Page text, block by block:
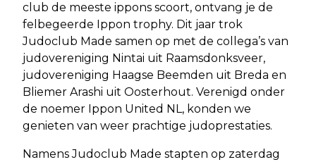
club de meeste ippons scoort, ontvang je de
felbegeerde Ippon trophy. Dit jaar trok
Judoclub Made samen op met de collega’s van
judovereniging Nintai uit Raamsdonksveer,
judovereniging Haagse Beemden uit Breda en
Bliemer Arashi uit Oosterhout. Verenigd onder
de noemer Ippon United NL, konden we
genieten van weer prachtige judoprestaties.
Namens Judoclub Made stapten op zaterdag